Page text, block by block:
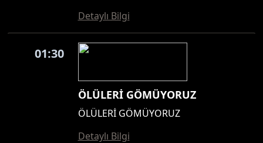
Detaylı Bilgi
01:30
ÖLÜLERİ GÖMÜYORUZ
ÖLÜLERİ GÖMÜYORUZ
Detaylı Bilgi